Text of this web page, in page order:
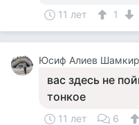
11 лет 1
Юсиф Алиев
вас здесь не
тонкое
11 лет 6